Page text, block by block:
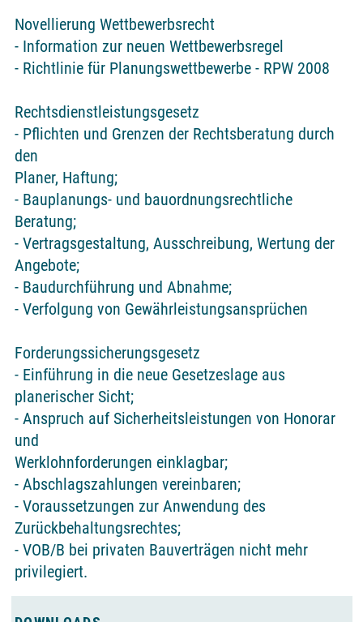
Novellierung Wettbewerbsrecht
- Information zur neuen Wettbewerbsregel
- Richtlinie für Planungswettbewerbe - RPW 2008
Rechtsdienstleistungsgesetz
- Pflichten und Grenzen der Rechtsberatung durch
den
Planer, Haftung;
- Bauplanungs- und bauordnungsrechtliche
Beratung;
- Vertragsgestaltung, Ausschreibung, Wertung der
Angebote;
- Baudurchführung und Abnahme;
- Verfolgung von Gewährleistungsansprüchen
Forderungssicherungsgesetz
- Einführung in die neue Gesetzeslage aus
planerischer Sicht;
- Anspruch auf Sicherheitsleistungen von Honorar
und
Werklohnforderungen einklagbar;
- Abschlagszahlungen vereinbaren;
- Voraussetzungen zur Anwendung des
Zurückbehaltungsrechtes;
- VOB/B bei privaten Bauverträgen nicht mehr
privilegiert.